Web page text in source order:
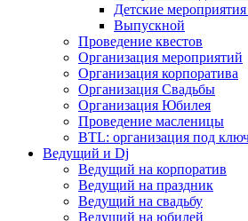
Детские
Выпускной
Проведение квестов
Организация мероприятий
Организация корпоратива
Организация Свадьбы
Организация Юбилея
Проведение масленицы
BTL: организация под
Ведущий и Dj
Ведущий на корпоратив
Ведущий на праздник
Ведущий на свадьбу
Ведущий на юбилей